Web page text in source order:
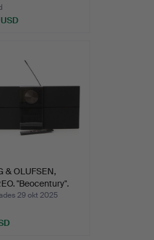
& OLUFSEN,
"Beocentury".
29 okt 2025